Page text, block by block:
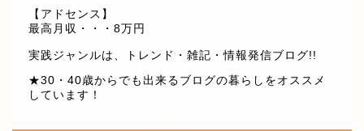
【アドセンス】
最高月収・・・8万円
実践ジャンルは、トレンド・雑記・情報発信ブログ!!
★30・40歳からでも出来るブログの暮らしをオススメ
しています！